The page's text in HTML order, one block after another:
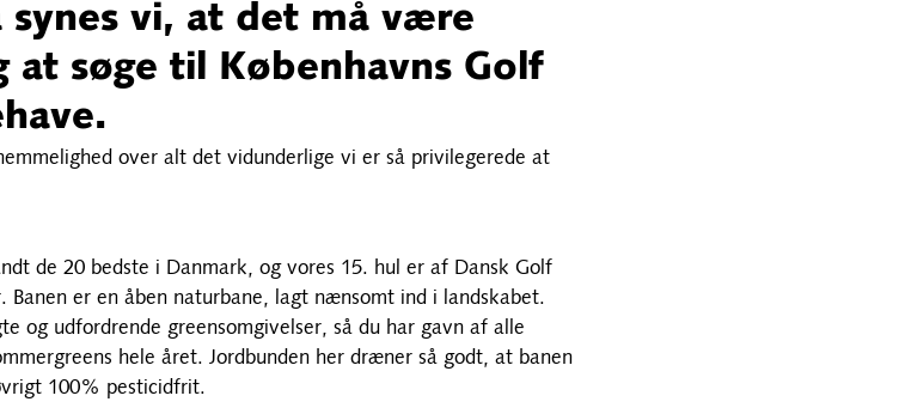
synes vi, at det må være
at søge til Københavns Golf
over alt det vidunderlige vi er så privilegerede at
de 20 bedste i Danmark, og vores 15. hul er af Dansk Golf
er en åben naturbane, lagt nænsomt ind i landskabet.
og udfordrende greensomgivelser, så du har gavn af alle
hele året. Jordbunden her dræner så godt, at banen
100% pesticidfrit.